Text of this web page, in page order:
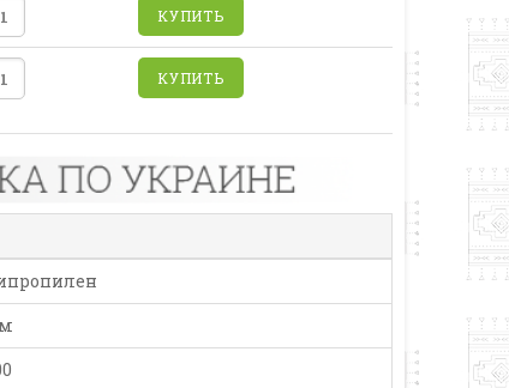
КУПИТЬ
КУПИТЬ